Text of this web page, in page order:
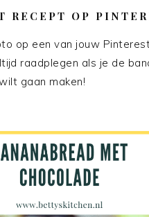
RECEPT OP
op een van jouw
raadplegen als je de
gaan maken!